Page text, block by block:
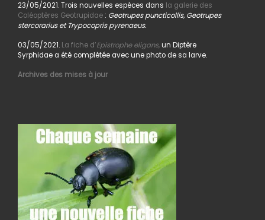
23/05/2021. Trois nouvelles espèces dans la galerie des
Coléoptères Geotrupidae: Geotrupes puncticollis, Geotrupes
stercorarius et Trypocopris pyrenaeus.
03/05/2021. La fiche d’Epistrophe eligans,un Diptère
Syrphidae a été complétée avec une photo de sa larve.
Archives des mises à jour